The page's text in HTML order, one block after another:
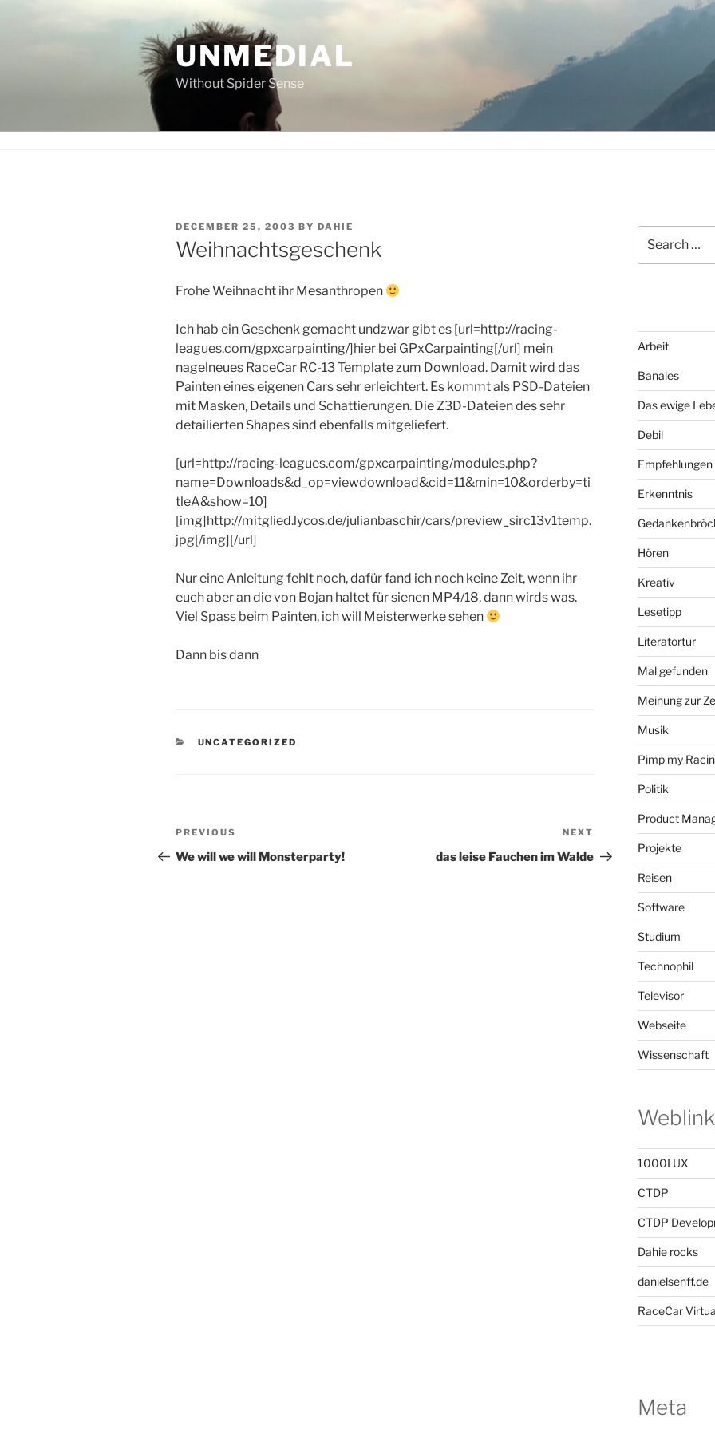
UNMEDIAL
Without Spider Sense
POSTED
ON
DECEMBER 25, 2003 BY DAHIE
Weihnachtsgeschenk
Frohe Weihnacht ihr Mesanthropen
Ich hab ein Geschenk gemacht undzwar gibt es [url=http://racing-
leagues.com/gpxcarpainting/]hier bei GPxCarpainting[/url] mein
nagelneues RaceCar RC-13 Template zum Download. Damit wird das
Painten eines eigenen Cars sehr erleichtert. Es kommt als PSD-Dateien
mit Masken, Details und Schattierungen. Die Z3D-Dateien des sehr
detailierten Shapes sind ebenfalls mitgeliefert.
[url=http://racing-leagues.com/gpxcarpainting/modules.php?
name=Downloads&d_op=viewdownload&cid=11&min=10&orderby=ti
tleA&show=10]
[img]http://mitglied.lycos.de/julianbaschir/cars/preview_sirc13v1temp.
jpg[/img][/url]
Nur eine Anleitung fehlt noch, dafür fand ich noch keine Zeit, wenn ihr
euch aber an die von Bojan haltet für sienen MP4/18, dann wirds was.
Viel Spass beim Painten, ich will Meisterwerke sehen
Dann bis dann
CATEGORIES
UNCATEGORIZED
Post
navigation
Previous
Post
PREVIOUS
We will we will Monsterparty!
Post
NEXT
das leise Fauchen im Walde
for:
Arbeit
Banales
Das ewige
Debil
Empfehlungen
Erkenntnis
Hören
Kreativ
Lesetipp
Literatortur
Mal gefunden
Meinung zur
Musik
Pimp my
Politik
Product
Projekte
Reisen
Software
Studium
Technophil
Televisor
Webseite
Wissenschaft
1000LUX
CTDP
CTDP
Dahie rocks
danielsenff.de
RaceCar
Meta